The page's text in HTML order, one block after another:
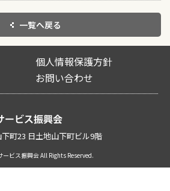
一覧へ戻る
個人情報保護方針
お問い合わせ
町23 日土地山下町ビル9階
ビス振興会 All Rights Reserved.